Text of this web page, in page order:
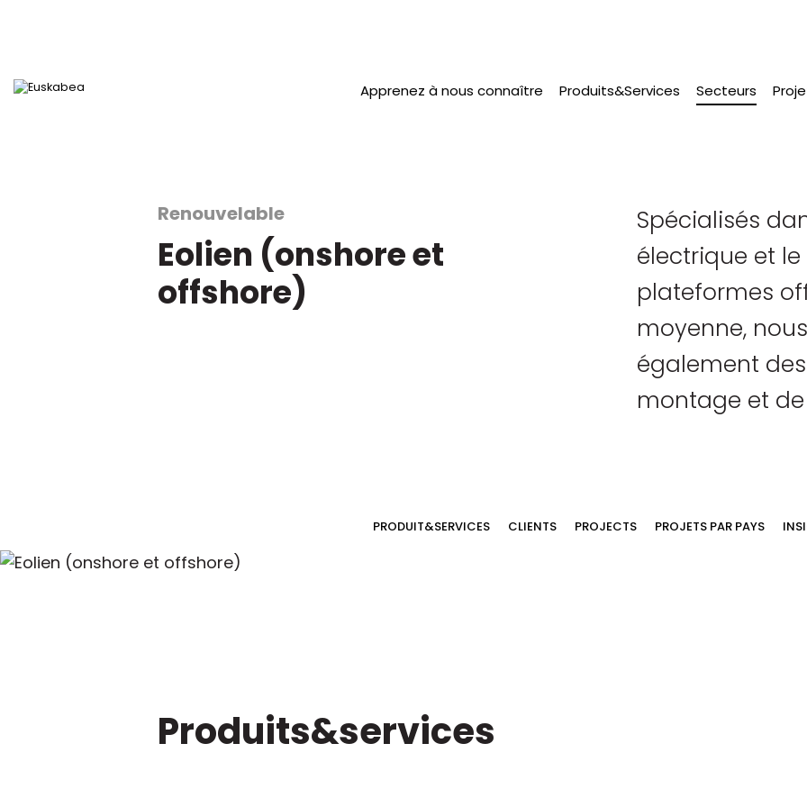
Accéder directement au contenu
Apprenez à nous connaître Produits&Services Secteurs
Renouvelable
Eolien (onshore et
offshore)
Spécialisés
électrique et
plateformes
moyenne,
également
montage et
PRODUIT&SERVICES CLIENTS PROJECTS PROJETS PAR PAYS
Produits&services